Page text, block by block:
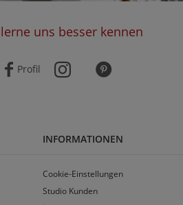
uns besser kennen
Profil
INFORMATIONEN
Cookie-Einstellungen
Studio Kunden